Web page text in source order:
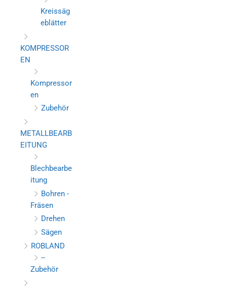
Kreissäg
eblätter
KOMPRESSOR
EN
Kompressor
en
Zubehör
METALLBEARB
EITUNG
Blechbearbe
itung
Bohren -
Fräsen
Drehen
Sägen
ROBLAND
--
Zubehör